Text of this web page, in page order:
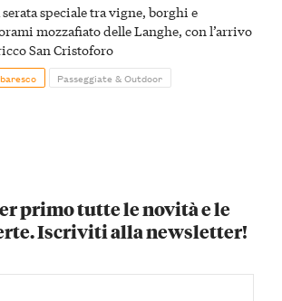
speciale tra vigne, borghi e
mozzafiato delle Langhe, con l’arrivo
San Cristoforo
Passeggiate & Outdoor
primo tutte le novità e le
Iscriviti alla newsletter!